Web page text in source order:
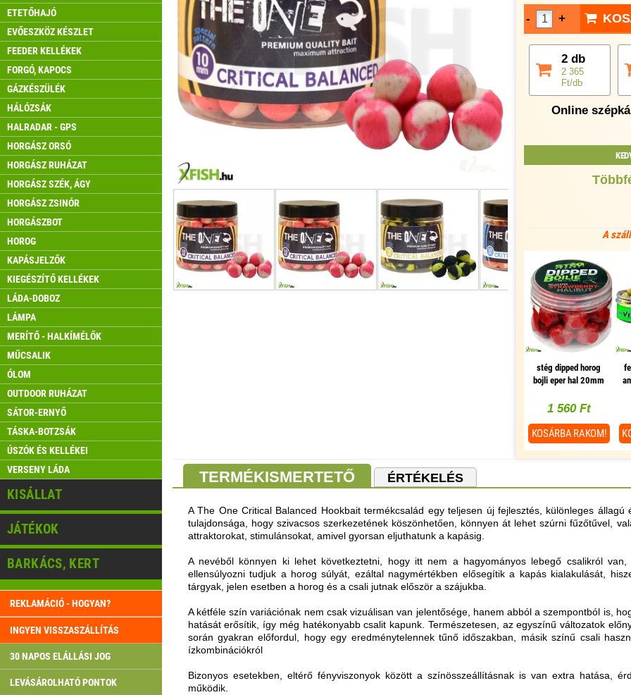
ETETŐHAJÓ
EVŐESZKÖZ KÉSZLET
FEEDER KELLÉKEK
FORGÓ, KAPOCS
GÁZKÉSZÜLÉK
HÁLÓZSÁK
HALRADAR - GPS
HORGÁSZ ORSÓ
HORGÁSZ RUHÁZAT
HORGÁSZ SZÉK, ÁGY
HORGÁSZ ZSINÓR
HORGÁSZBOT
HOROG
KAPÁSJELZŐK
KIEGÉSZÍTŐ KELLÉKEK
LÁDA-DOBOZ
LÁMPA
MERÍTŐ - HALKÍMÉLŐK
MŰCSALIK
ÓLOM
OUTDOOR RUHÁZAT
SÁTOR-ERNYŐ
TÁSKA-BOTZSÁK
ÚSZÓK ÉS KELLÉKEI
VERSENY LÁDA
KISÁLLAT
JÁTÉKOK
BARKÁCS, KERT
REKLAMÁCIÓ - HOGYAN?
INGYEN VISSZASZÁLLÍTÁS
30 NAPOS ELÁLLÁSI JOG
LEVÁSÁROLHATÓ PONTOK
- +
2 db
2 365
Ft/db
Online
A
stég dipped horog
bojli eper hal 20mm
1 560 Ft
KOSÁRBARAKOM!
TERMÉKISMERTETŐ ÉRTÉKELÉS
A The One Critical Balanced Hookbait termékcsalád egy teljesen új fejlesztés, különleges
tulajdonsága, hogy szivacsos szerkezetének köszönhetően, könnyen át lehet szúrni fűzőtűvel,
attraktorokat, stimulánsokat, amivel gyorsan eljuthatunk a kapásig.
A nevéből könnyen ki lehet következtetni, hogy itt nem a hagyományos lebegő csalikról
ellensúlyozni tudjuk a horog súlyát, ezáltal nagymértékben elősegítik a kapás kialakulását,
tárgyak, jelen esetben a horog és a csali jutnak először a szájukba.
A kétféle szín variációnak nem csak vizuálisan van jelentősége, hanem abból a szempontból is,
hatását erősítik, így még hatékonyabb csalit kapunk. Természetesen, az egyszínű változatok
során gyakran előfordul, hogy egy eredménytelennek tűnő időszakban, másik színű csali
ízkombinációkról
Bizonyos esetekben, eltérő fényviszonyok között a színösszeállításnak is van extra hatása,
működik.